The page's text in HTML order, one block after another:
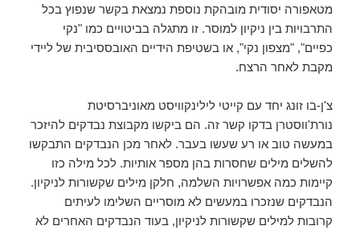
מטאפורה יסודית מובהקת נוספת נמצאת בקשר שנפוץ בכל
התרבויות בין ניקיון למוסר. זו מתגלה בביטויים כמו "נקי
כפיים", "מצפון נקי", או בשטיפת הידיים האובססיבית של ליידי
מקבת לאחר הרצח.
צ'ן-בו זונג יחד עם קייטי לילינקוויסט מאוניברסיטת
נורת'ווסטרן בדקו קשר זה. הם ביקשו מקבוצת נבדקים להיזכר
במעשה טוב או רע שעשו בעבר. לאחר מכן הנבדקים התבקשו
להשלים מילים שחסרות בהן מספר אותיות. לכל מילה כזו
קיימות כמה אפשרויות השלמה, חלקן מילים שקשורות לניקיון.
הנבדקים שנזכרו במעשים לא מוסריים השלימו לעיתים
קרובות למילים שקשורות לניקיון, בעוד הנבדקים האחרים לא